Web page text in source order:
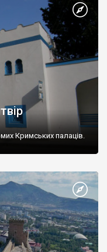
Кримських палаців.